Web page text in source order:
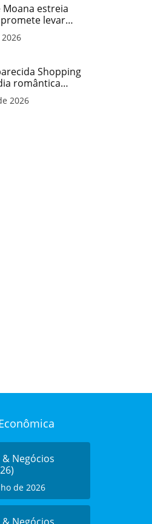
Moana estreia
levar
ao Cineflix
Shopping
romântica
Itália, hoje e
para o Dia dos
2026
Negócios
de 2026
Negócios